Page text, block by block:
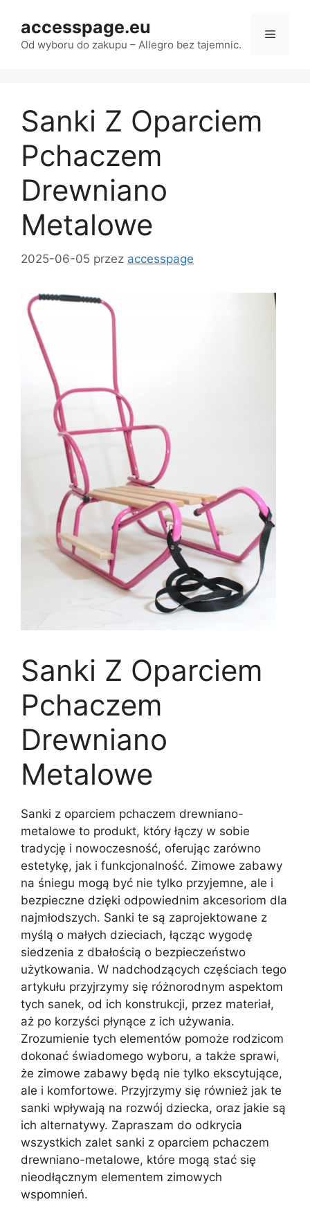
treści
accesspage.eu
Od wyboru do zakupu – Allegro bez tajemnic.
Menu
Sanki Z Oparciem
Pchaczem
Drewniano
Metalowe
2025-06-05 przez accesspage
Sanki Z Oparciem
Pchaczem
Drewniano
Metalowe
Sanki z oparciem pchaczem drewniano-
metalowe to produkt, który łączy w sobie
tradycję i nowoczesność, oferując zarówno
estetykę, jak i funkcjonalność. Zimowe zabawy
na śniegu mogą być nie tylko przyjemne, ale i
bezpieczne dzięki odpowiednim akcesoriom dla
najmłodszych. Sanki te są zaprojektowane z
myślą o małych dzieciach, łącząc wygodę
siedzenia z dbałością o bezpieczeństwo
użytkowania. W nadchodzących częściach tego
artykułu przyjrzymy się różnorodnym aspektom
tych sanek, od ich konstrukcji, przez materiał,
aż po korzyści płynące z ich używania.
Zrozumienie tych elementów pomoże rodzicom
dokonać świadomego wyboru, a także sprawi,
że zimowe zabawy będą nie tylko ekscytujące,
ale i komfortowe. Przyjrzymy się również jak te
sanki wpływają na rozwój dziecka, oraz jakie są
ich alternatywy. Zapraszam do odkrycia
wszystkich zalet sanki z oparciem pchaczem
drewniano-metalowe, które mogą stać się
nieodłącznym elementem zimowych
wspomnień.